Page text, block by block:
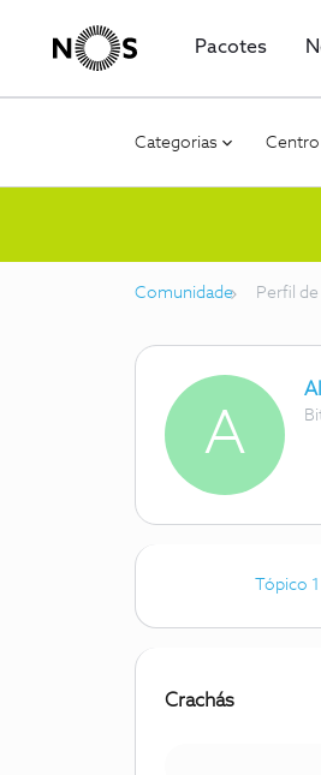
Pacotes
Categorias Centro
Comunidade Perfil
A
Tópico 1
Crachás